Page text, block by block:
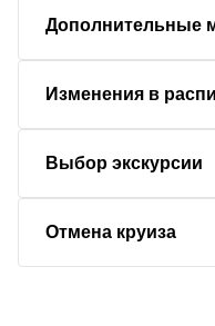
Дополнительные
Изменения в
Выбор экскурсии
Отмена круиза